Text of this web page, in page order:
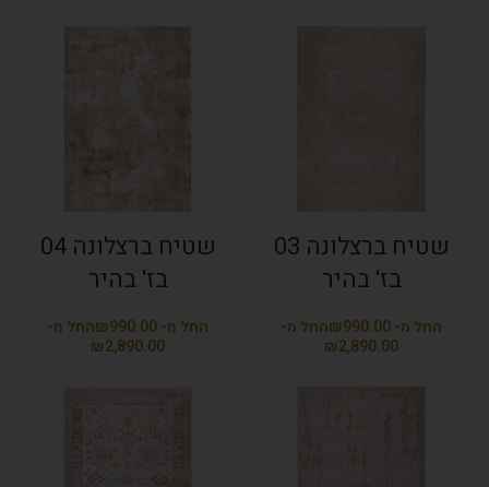
שטיח ברצלונה 03
בז' בהיר
₪
₪
שטיח ברצלונה 04
בז' בהיר
₪
₪